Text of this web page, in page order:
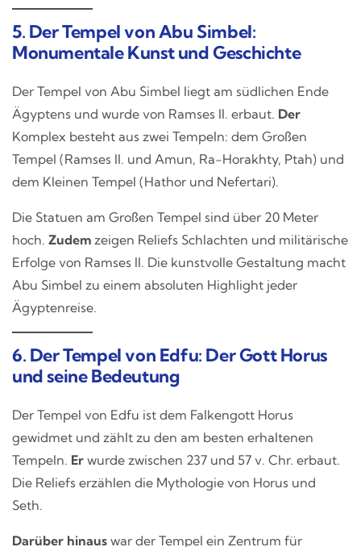
5. Der Tempel von Abu Simbel:
Monumentale Kunst und Geschichte
Der Tempel von Abu Simbel liegt am südlichen Ende
Ägyptens und wurde von Ramses II. erbaut. Der
Komplex besteht aus zwei Tempeln: dem Großen
Tempel (Ramses II. und Amun, Ra-Horakhty, Ptah) und
dem Kleinen Tempel (Hathor und Nefertari).
Die Statuen am Großen Tempel sind über 20 Meter
hoch. Zudem zeigen Reliefs Schlachten und militärische
Erfolge von Ramses II. Die kunstvolle Gestaltung macht
Abu Simbel zu einem absoluten Highlight jeder
Ägyptenreise.
6. Der Tempel von Edfu: Der Gott Horus
und seine Bedeutung
Der Tempel von Edfu ist dem Falkengott Horus
gewidmet und zählt zu den am besten erhaltenen
Tempeln. Er wurde zwischen 237 und 57 v. Chr. erbaut.
Die Reliefs erzählen die Mythologie von Horus und
Seth.
Darüber hinaus war der Tempel ein Zentrum für